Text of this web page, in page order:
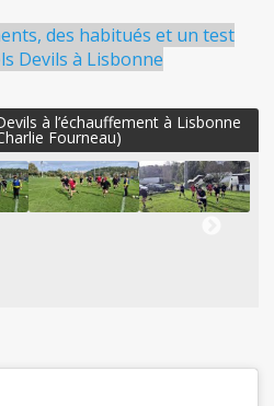
des habitués et un test
Devils à Lisbonne
à l’échauffement à Lisbonne
Fourneau)